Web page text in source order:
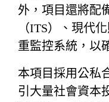
外，項目還將配
（ITS）、現代
重監控系統，以
本項目採用公私
引大量社會資本